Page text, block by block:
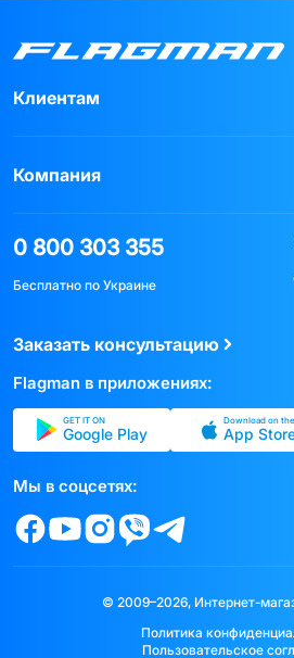
Клиентам
Компания
0 800 303 355
Бесплатно по Украине
Заказать консультацию
Flagman в приложениях:
GET IT ON
Google Play
Download on the
App
Мы в соцсетях:
© 2009–2026, Интернет-
Политика
Пользовательское